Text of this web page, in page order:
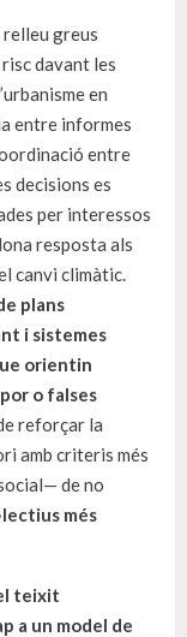
relleu greus
davant les
en
entre informes
entre
decisions es
per interessos
resposta als
canvi climàtic.
plans
i sistemes
orientin
o falses
reforçar la
amb criteris més
de no
més
teixit
a un model de